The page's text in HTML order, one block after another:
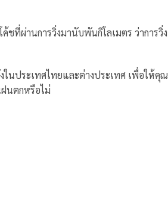
ที่ผ่านการวิ่งมานับพันกิโลเมตร ว่าการวิ่ง
ในประเทศไทยและต่างประเทศ เพื่อให้คุณ
นตกหรือไม่